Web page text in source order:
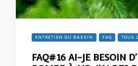
ENTRETIEN DU BASSIN FAQ TOUS
FAQ#16 AI-JE BESOIN